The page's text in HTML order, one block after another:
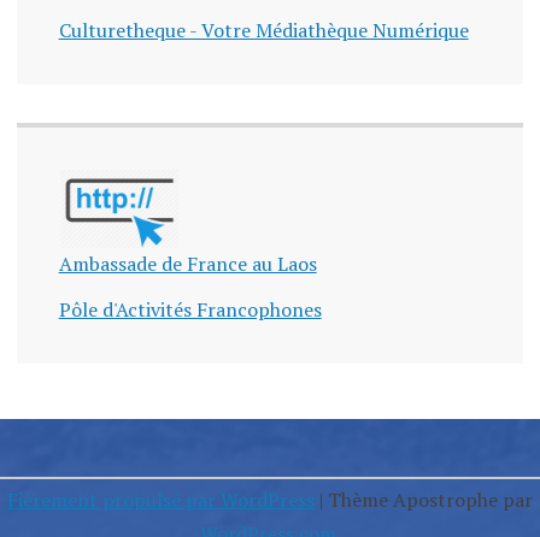
Culturetheque - Votre Médiathèque Numérique
Ambassade de France au Laos
Pôle d'Activités Francophones
Fièrement propulsé par WordPress | Thème Apostrophe par